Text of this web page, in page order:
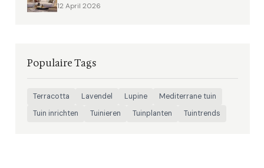
12 April 2026
Populaire Tags
Terracotta Lavendel Lupine
Mediterrane tuin
Tuin inrichten
Tuinieren Tuinplanten Tuintrends